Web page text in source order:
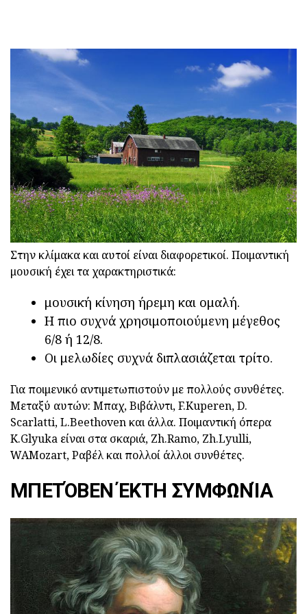
Στην κλίμακα και αυτοί είναι διαφορετικοί. Ποιμαντική
μουσική έχει τα χαρακτηριστικά:
μουσική κίνηση ήρεμη και ομαλή.
Η πιο συχνά χρησιμοποιούμενη μέγεθος
6/8 ή 12/8.
Οι μελωδίες συχνά διπλασιάζεται τρίτο.
Για ποιμενικό αντιμετωπιστούν με πολλούς συνθέτες.
Μεταξύ αυτών: Μπαχ, Βιβάλντι, F.Kuperen, D.
Scarlatti, L.Beethoven και άλλα. Ποιμαντική όπερα
K.Glyuka είναι στα σκαριά, Zh.Ramo, Zh.Lyulli,
WAMozart, Ραβέλ και πολλοί άλλοι συνθέτες.
ΜΠΕΤΌΒΕΝ ΈΚΤΗ ΣΥΜΦΩΝΊΑ